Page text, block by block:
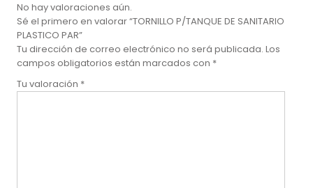
No hay valoraciones aún.
Sé el primero en valorar “TORNILLO P/TANQUE DE SANITARIO
PLASTICO PAR”
Tu dirección de correo electrónico no será publicada. Los
campos obligatorios están marcados con *
Tu valoración *